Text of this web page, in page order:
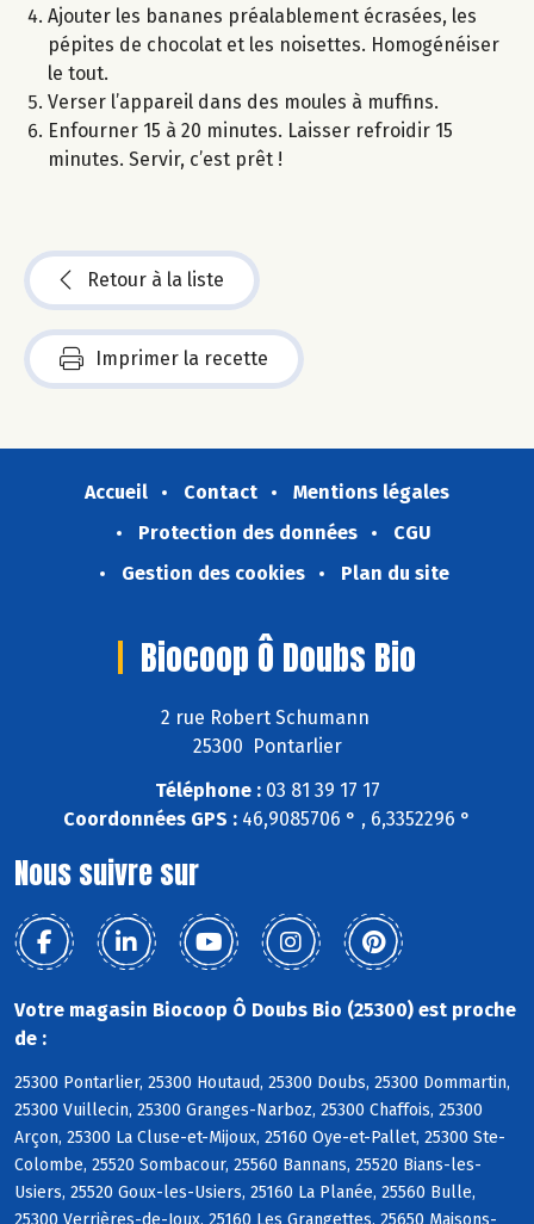
Ajouter les bananes préalablement écrasées, les
pépites de chocolat et les noisettes. Homogénéiser
le tout.
Verser l’appareil dans des moules à muffins.
Enfourner 15 à 20 minutes. Laisser refroidir 15
minutes. Servir, c’est prêt !
Retour à la liste
Imprimer la recette
Accueil Contact
Mentions légales
Protection des données
CGU
Gestion des cookies
Plan du site
Biocoop Ô Doubs Bio
2 rue Robert Schumann
25300 Pontarlier
Téléphone :03 81 39 17 17
Coordonnées GPS : 46,9085706 ° , 6,3352296 °
Nous suivre sur
Votre magasin Biocoop Ô Doubs Bio (25300) est proche
de :
25300 Pontarlier, 25300 Houtaud, 25300 Doubs, 25300 Dommartin,
25300 Vuillecin, 25300 Granges-Narboz, 25300 Chaffois, 25300
Arçon, 25300 La Cluse-et-Mijoux, 25160 Oye-et-Pallet, 25300 Ste-
Colombe, 25520 Sombacour, 25560 Bannans, 25520 Bians-les-
Usiers, 25520 Goux-les-Usiers, 25160 La Planée, 25560 Bulle,
25300 Verrières-de-Joux, 25160 Les Grangettes, 25650 Maisons-